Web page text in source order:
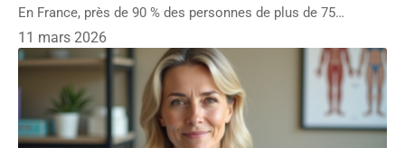
En France, près de 90 % des personnes de plus de 75…
11 mars 2026